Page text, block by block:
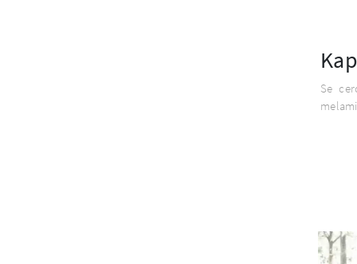
Kap
Se